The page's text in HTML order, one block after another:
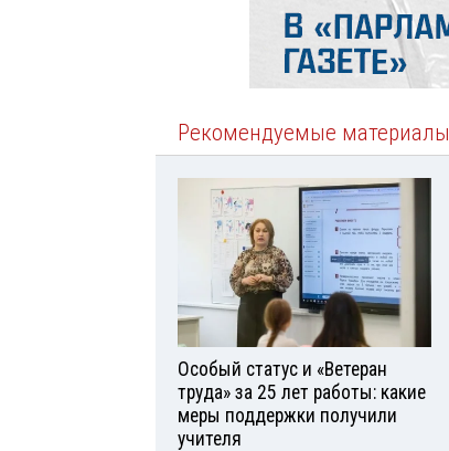
Рекомендуемые материалы
Особый статус и «Ветеран
труда» за 25 лет работы: какие
меры поддержки получили
учителя